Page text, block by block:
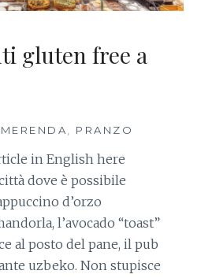
gluten free a
MERENDA, PRANZO
in English here
dove è possibile
d’orzo
l’avocado “toast”
al posto del pane, il pub
uzbeko. Non stupisce